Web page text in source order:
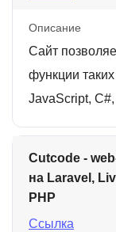
Описание
Сайт
функции
JavaScript,
Cutcode -
на Laravel,
PHP
Ссылка